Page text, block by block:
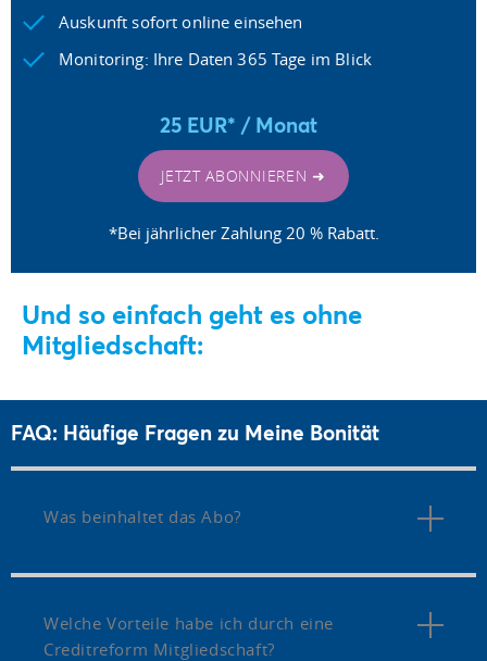
Auskunft sofort online einsehen
Monitoring: Ihre Daten 365 Tage im Blick
25 EUR* / Monat
JETZT ABONNIEREN ➜
*Bei jährlicher Zahlung 20 % Rabatt.
Und so einfach geht es ohne
Mitgliedschaft:
FAQ: Häufige Fragen zu Meine Bonität
Was beinhaltet das Abo?
Welche Vorteile habe ich durch eine
Creditreform Mitgliedschaft?